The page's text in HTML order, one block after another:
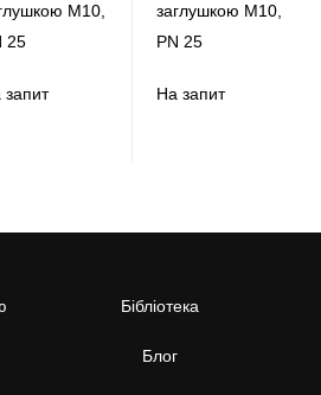
M10,
25
заглушкою M10,
PN 25
запит На запит
Бібліотека
Блог